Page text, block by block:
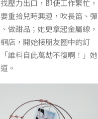
壓力出口，即使工作繁忙，
重拾兒時興趣，吹長笛、彈
做甜品；她更拿起金屬線，
店，開始接朋友圈中的訂
誰料自此萬劫不復啊！」她
。